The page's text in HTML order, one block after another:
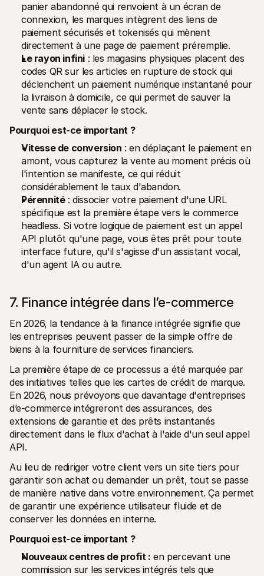
panier abandonné qui renvoient à un écran de
connexion, les marques intègrent des liens de
paiement sécurisés et tokenisés qui mènent
directement à une page de paiement préremplie.
Le rayon infini : les magasins physiques placent des
codes QR sur les articles en rupture de stock qui
déclenchent un paiement numérique instantané pour
la livraison à domicile, ce qui permet de sauver la
vente sans déplacer le stock.
Pourquoi est-ce important ?
Vitesse de conversion : en déplaçant le paiement en
amont, vous capturez la vente au moment précis où
l'intention se manifeste, ce qui réduit
considérablement le taux d'abandon.
Pérennité : dissocier votre paiement d'une URL
spécifique est la première étape vers le commerce
headless. Si votre logique de paiement est un appel
API plutôt qu'une page, vous êtes prêt pour toute
interface future, qu'il s'agisse d'un assistant vocal,
d'un agent IA ou autre.
7. Finance intégrée dans l’e-commerce
En 2026, la tendance à la finance intégrée signifie que
les entreprises peuvent passer de la simple offre de
biens à la fourniture de services financiers.
La première étape de ce processus a été marquée par
des initiatives telles que les cartes de crédit de marque.
En 2026, nous prévoyons que davantage d'entreprises
d’e-commerce intégreront des assurances, des
extensions de garantie et des prêts instantanés
directement dans le flux d'achat à l'aide d'un seul appel
API.
Au lieu de rediriger votre client vers un site tiers pour
garantir son achat ou demander un prêt, tout se passe
de manière native dans votre environnement. Ça permet
de garantir une expérience utilisateur fluide et de
conserver les données en interne.
Pourquoi est-ce important ?
Nouveaux centres de profit : en percevant une
commission sur les services intégrés tels que